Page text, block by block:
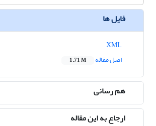
فایل ها
اصل مقاله
1.71 M
هم رسانی
ارجاع به این مقاله